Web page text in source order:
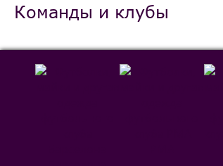
Команды и клубы